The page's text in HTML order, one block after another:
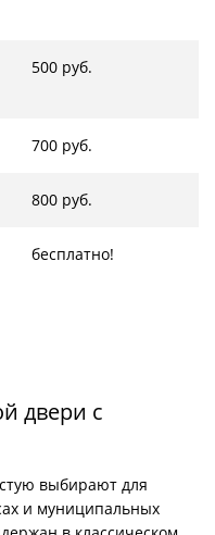
500 руб.
700 руб.
800 руб.
бесплатно!
двери с
выбирают для
и муниципальных